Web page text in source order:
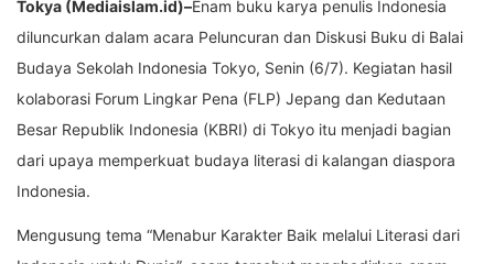
Tokya (Mediaislam.id)–Enam buku karya penulis Indonesia
diluncurkan dalam acara Peluncuran dan Diskusi Buku di Balai
Budaya Sekolah Indonesia Tokyo, Senin (6/7). Kegiatan hasil
kolaborasi Forum Lingkar Pena (FLP) Jepang dan Kedutaan
Besar Republik Indonesia (KBRI) di Tokyo itu menjadi bagian
dari upaya memperkuat budaya literasi di kalangan diaspora
Indonesia.
Mengusung tema “Menabur Karakter Baik melalui Literasi dari